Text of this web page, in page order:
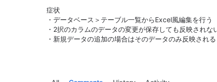
症状
・データベース＞テーブル一覧からExcel風編集を行う
・2択のカラムのデータの変更が保存しても反映されな
・新規データの追加の場合はそのデータのみ反映される